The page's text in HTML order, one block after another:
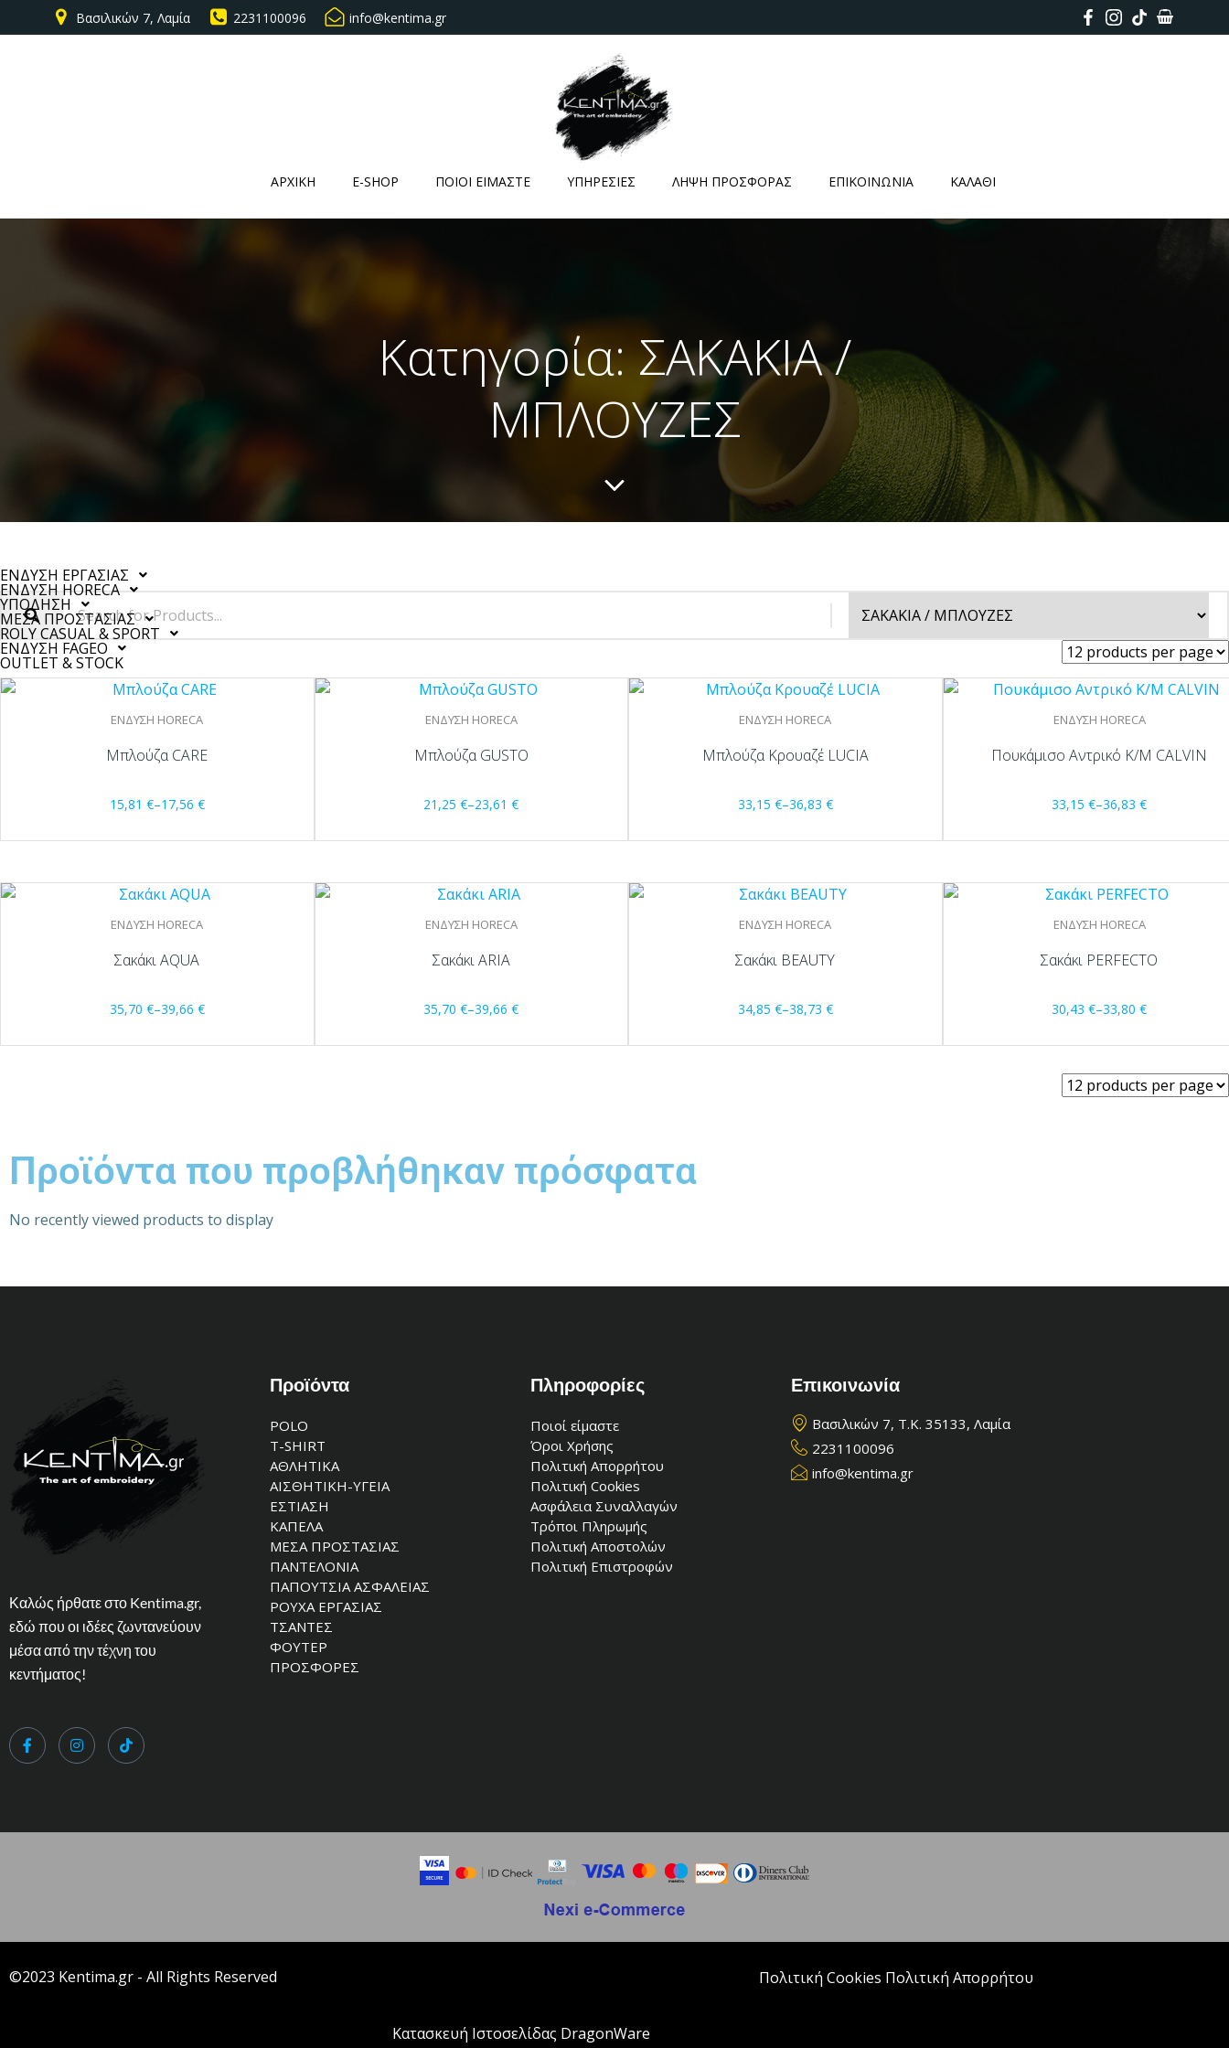
Βασιλικών 7, Λαμία 2231100096 info@kentima.gr
ΑΡΧΙΚΗ E-SHOP ΠΟΙΟΙ ΕΙΜΑΣΤΕ ΥΠΗΡΕΣΙΕΣ ΛΗΨΗ ΠΡΟΣΦΟΡΑΣ ΕΠΙΚΟΙΝΩΝΙΑ ΚΑΛΑΘΙ
Κατηγορία: ΣΑΚΑΚΙΑ /
ΜΠΛΟΥΖΕΣ
ΕΝΔΥΣΗ ΕΡΓΑΣΙΑΣ
ΕΝΔΥΣΗ HORECA
ΥΠΟΔΗΣΗ
ΜΕΣΑ ΠΡΟΣΤΑΣΙΑΣ
ROLY CASUAL & SPORT
ΕΝΔΥΣΗ FAGEO
OUTLET & STOCK
ΕΝΔΥΣΗ HORECA
Μπλούζα CARE
15,81 €–17,56 €
ΕΝΔΥΣΗ HORECA
Μπλούζα GUSTO
21,25€–23,61€
ΕΝΔΥΣΗ HORECA
Μπλούζα Κρουαζέ LUCIA
33,15 €–36,83 €
ΕΝΔΥΣΗ HORECA
Πουκάμισο Αντρικό Κ/Μ CALVIN
33,15€–36,83€
ΕΝΔΥΣΗ HORECA
Σακάκι AQUA
35,70 €–39,66 €
ΕΝΔΥΣΗ HORECA
Σακάκι ARIA
35,70€–39,66€
ΕΝΔΥΣΗ HORECA
Σακάκι BEAUTY
34,85 €–38,73 €
ΕΝΔΥΣΗ HORECA
Σακάκι PERFECTO
30,43€–33,80€
Προϊόντα που προβλήθηκαν πρόσφατα
No recently viewed products to display
Καλώς ήρθατε στο Kentima.gr,
εδώ που οι ιδέες ζωντανεύουν
μέσα από την τέχνη του
κεντήματος!
Προϊόντα
POLO
T-SHIRT
ΑΘΛΗΤΙΚΑ
ΑΙΣΘΗΤΙΚΗ-ΥΓΕΙΑ
ΕΣΤΙΑΣΗ
ΚΑΠΕΛΑ
ΜΕΣΑ ΠΡΟΣΤΑΣΙΑΣ
ΠΑΝΤΕΛΟΝΙΑ
ΠΑΠΟΥΤΣΙΑ ΑΣΦΑΛΕΙΑΣ
ΡΟΥΧΑ ΕΡΓΑΣΙΑΣ
ΤΣΑΝΤΕΣ
ΦΟΥΤΕΡ
ΠΡΟΣΦΟΡΕΣ
Πληροφορίες
Ποιοί είμαστε
Όροι Χρήσης
Πολιτική Απορρήτου
Πολιτική Cookies
Ασφάλεια Συναλλαγών
Τρόποι Πληρωμής
Πολιτική Αποστολών
Πολιτική Επιστροφών
Επικοινωνία
Βασιλικών 7, Τ.Κ. 35133, Λαμία
2231100096
info@kentima.gr
©2023 Kentima.gr - All Rights Reserved Πολιτική Cookies Πολιτική Απορρήτου
Κατασκευή Ιστοσελίδας DragonWare